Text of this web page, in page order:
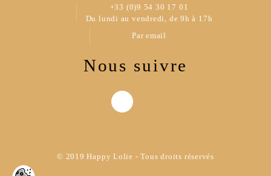
+33 (0)9 54 30 17 01
Du lundi au vendredi, de 9h à 17h
Par email
Nous suivre
© 2019 Happy Lolie - Tous droits réservés